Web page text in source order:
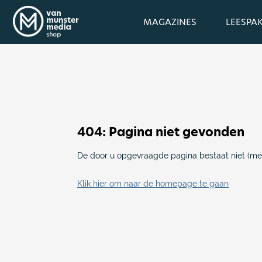
MAGAZINES
404: Pagina niet gevonden
De door u opgevraagde pagina bestaat niet
Klik hier om naar de homepage te gaan